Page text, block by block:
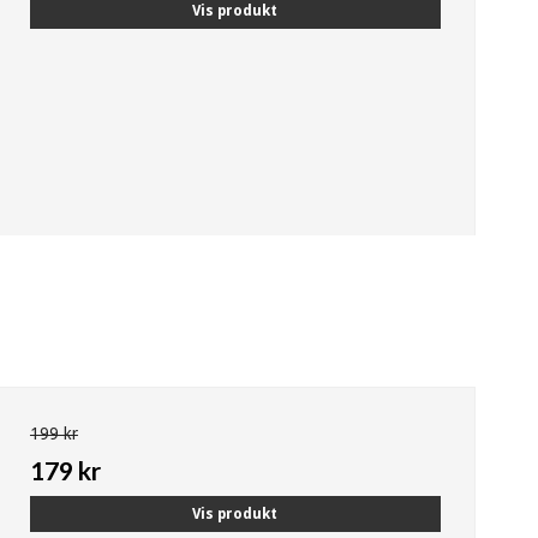
Vis produkt
199 kr
179 kr
Vis produkt